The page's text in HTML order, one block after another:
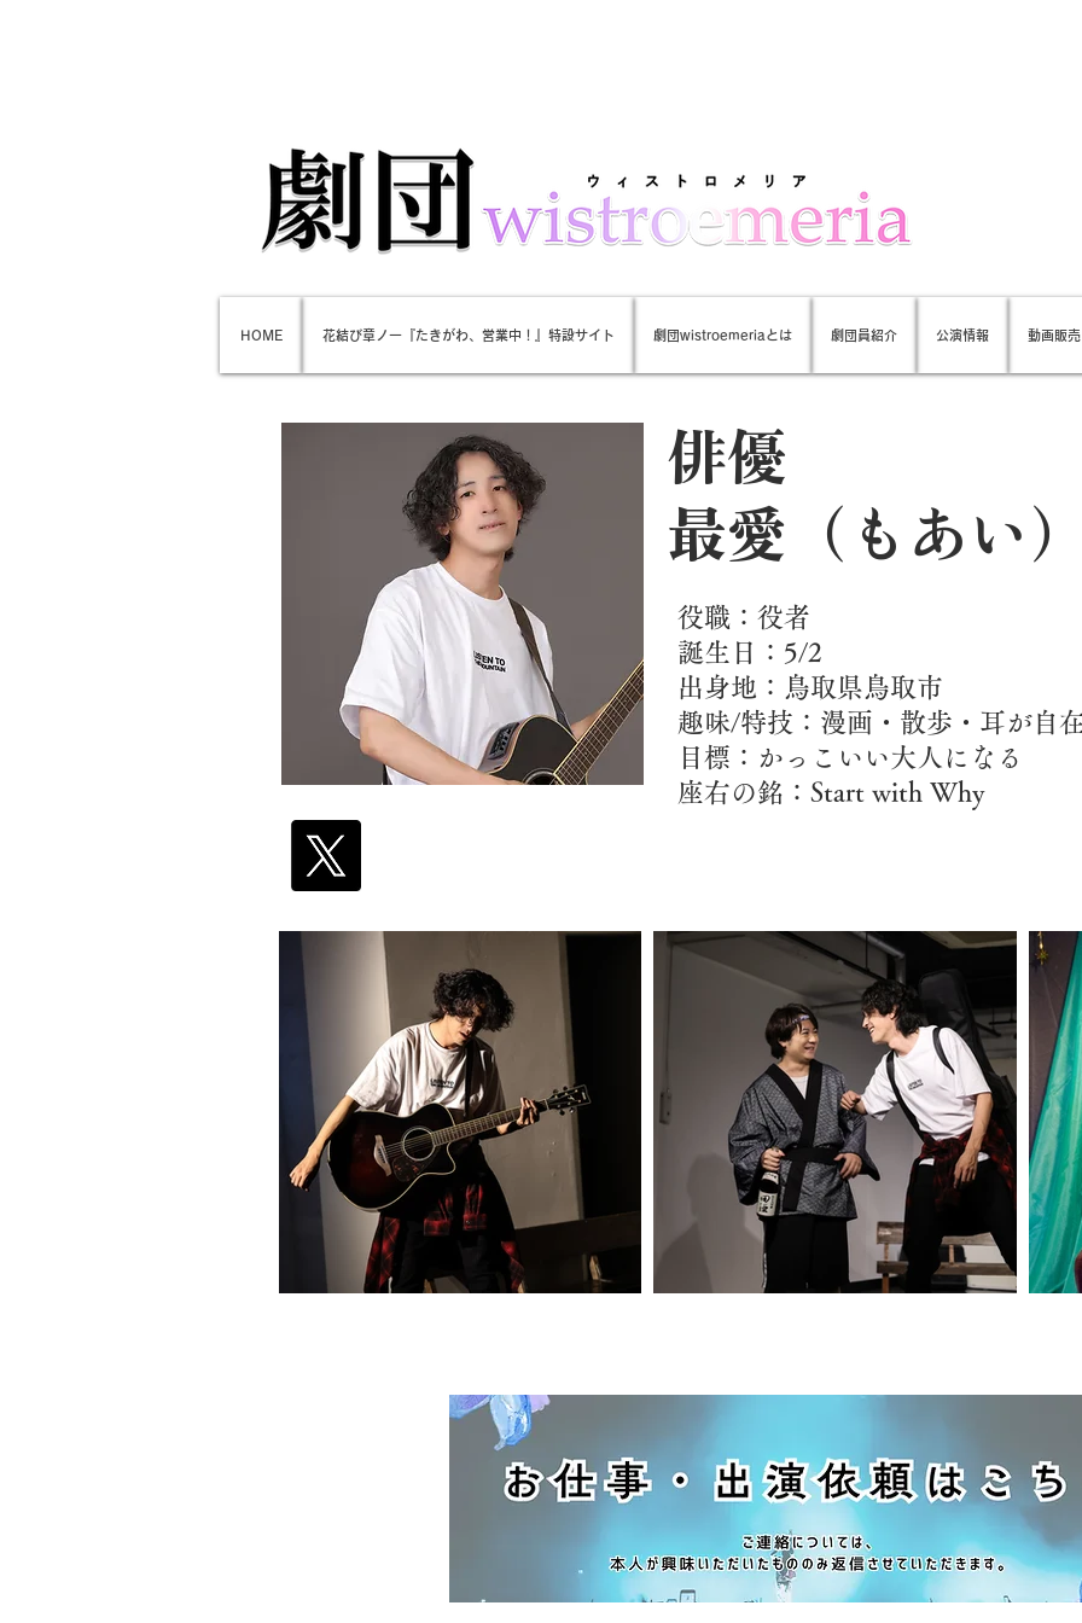
HOME 花結び章ノ一『たきがわ、営業中！』特設サイト 劇団wistroemeriaとは 劇団員紹介 公演情報 動画販
俳優
最愛（もあい
役職：役者
誕生日：5/2
出身地：鳥取県鳥取市
趣味/特技：漫画・散歩・耳が自
目標：かっこいい大人になる
​座右の銘：Start with Why